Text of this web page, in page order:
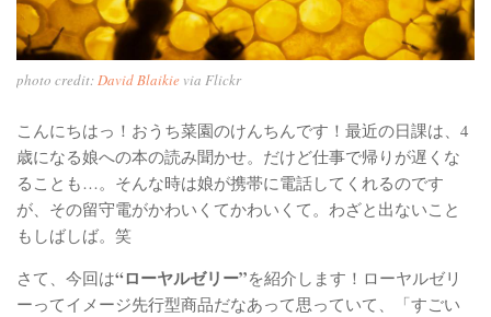
ベジタブル
世界の菜園
photo credit:David Blaikie via Flickr
こんにちはっ！おうち菜園のけんちんです！最近の日課は、4
歳になる娘への本の読み聞かせ。だけど仕事で帰りが遅くな
ることも…。そんな時は娘が携帯に電話してくれるのです
が、その留守電がかわいくてかわいくて。わざと出ないこと
もしばしば。笑
さて、今回は“ローヤルゼリー”を紹介します！ローヤルゼリ
ーってイメージ先行型商品だなあって思っていて、「すごい